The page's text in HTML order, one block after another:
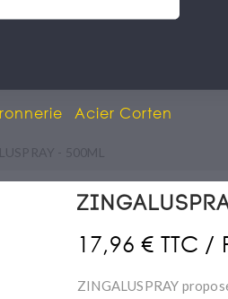
Acier Corten
- 500ML
17,96 € TTC /
ZINGALUSPRAY